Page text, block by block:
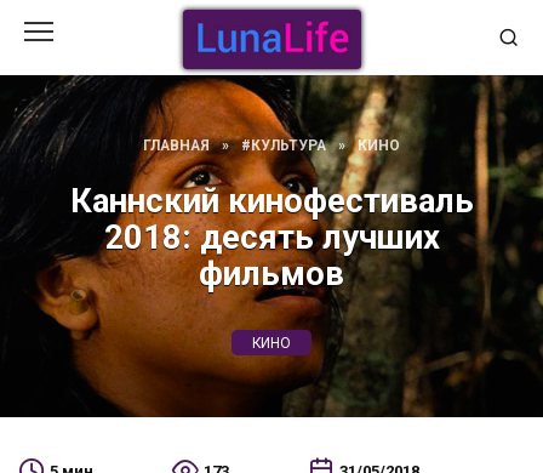
содержанию
ГЛАВНАЯ » #КУЛЬТУРА » КИНО
Каннский кинофестиваль
2018: десять лучших
фильмов
КИНО